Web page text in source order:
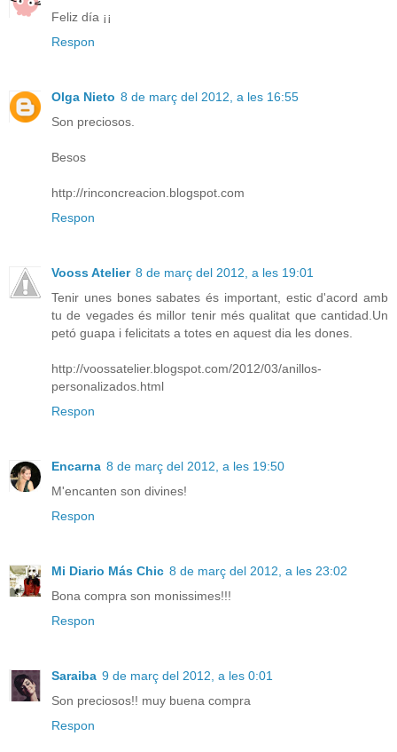
Feliz día ¡¡
Respon
Olga Nieto 8 de març del 2012, a les 16:55
Son preciosos.
Besos
http://rinconcreacion.blogspot.com
Respon
Vooss Atelier 8 de març del 2012, a les 19:01
Tenir unes bones sabates és important, estic d'acord amb
tu de vegades és millor tenir més qualitat que cantidad.Un
petó guapa i felicitats a totes en aquest dia les dones.
http://voossatelier.blogspot.com/2012/03/anillos-
personalizados.html
Respon
Encarna 8 de març del 2012, a les 19:50
M'encanten son divines!
Respon
Mi Diario Más Chic 8 de març del 2012, a les 23:02
Bona compra son monissimes!!!
Respon
Saraiba 9 de març del 2012, a les 0:01
Son preciosos!! muy buena compra
Respon